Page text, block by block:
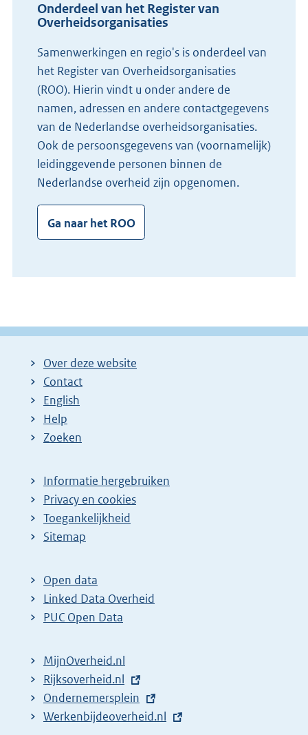
Onderdeel van het Register van
Overheidsorganisaties
Samenwerkingen en regio's is onderdeel van
het Register van Overheidsorganisaties
(ROO). Hierin vindt u onder andere de
namen, adressen en andere contactgegevens
van de Nederlandse overheidsorganisaties.
Ook de persoonsgegevens van (voornamelijk)
leidinggevende personen binnen de
Nederlandse overheid zijn opgenomen.
Ga naar het ROO
Over deze website
Contact
English
Help
Zoeken
Informatie hergebruiken
Privacy en cookies
Toegankelijkheid
Sitemap
Open data
Linked Data Overheid
PUC Open Data
MijnOverheid.nl
E
x
t
Rijksoverheid.nl
E
x
Ondernemersplein
E
Werkenbijdeoverheid.nl